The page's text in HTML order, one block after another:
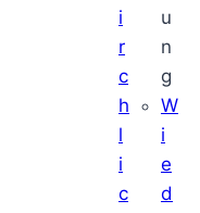
i
r
c
h
l
i
c
u
n
g
W
i
e
d